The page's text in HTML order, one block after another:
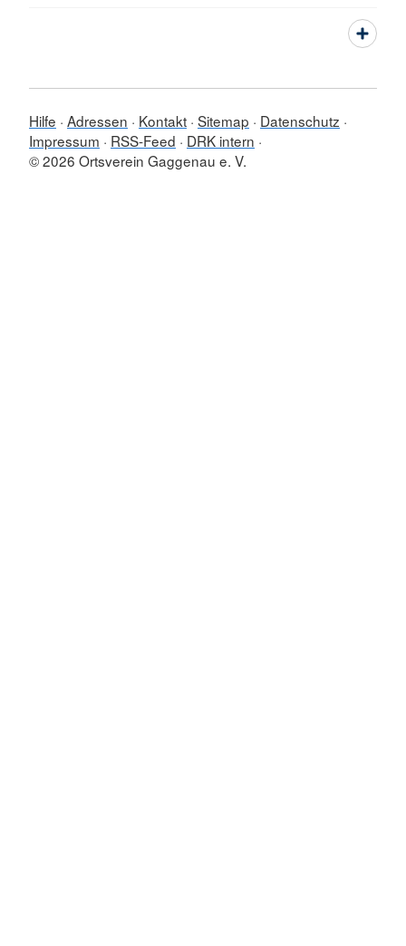
Hilfe Adressen Kontakt Sitemap
Datenschutz
Impressum
RSS-Feed
DRK intern
© 2026 Ortsverein Gaggenau e. V.